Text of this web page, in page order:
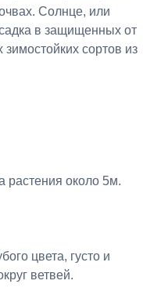
Солнце, или
в защищенных от
сортов из
растения около 5м.
цвета, густо и
ветвей.